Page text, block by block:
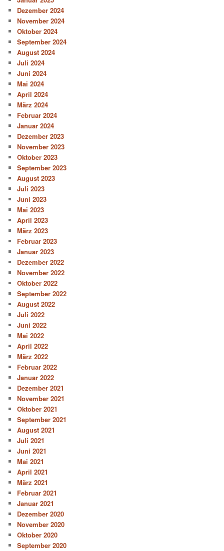
Dezember 2024
November 2024
Oktober 2024
September 2024
August 2024
Juli 2024
Juni 2024
Mai 2024
April 2024
März 2024
Februar 2024
Januar 2024
Dezember 2023
November 2023
Oktober 2023
September 2023
August 2023
Juli 2023
Juni 2023
Mai 2023
April 2023
März 2023
Februar 2023
Januar 2023
Dezember 2022
November 2022
Oktober 2022
September 2022
August 2022
Juli 2022
Juni 2022
Mai 2022
April 2022
März 2022
Februar 2022
Januar 2022
Dezember 2021
November 2021
Oktober 2021
September 2021
August 2021
Juli 2021
Juni 2021
Mai 2021
April 2021
März 2021
Februar 2021
Januar 2021
Dezember 2020
November 2020
Oktober 2020
September 2020